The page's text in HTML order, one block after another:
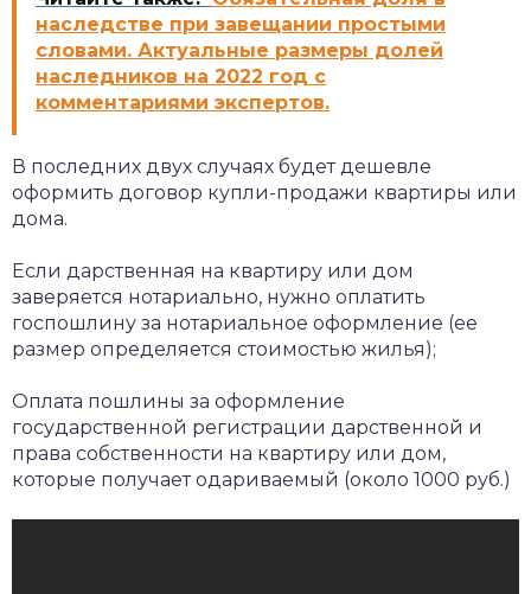
наследстве при завещании простыми
словами. Актуальные размеры долей
наследников на 2022 год с
комментариями экспертов.
В последних двух случаях будет дешевле
оформить договор купли-продажи квартиры или
дома.
Если дарственная на квартиру или дом
заверяется нотариально, нужно оплатить
госпошлину за нотариальное оформление (ее
размер определяется стоимостью жилья);
Оплата пошлины за оформление
государственной регистрации дарственной и
права собственности на квартиру или дом,
которые получает одариваемый (около 1000 руб.)